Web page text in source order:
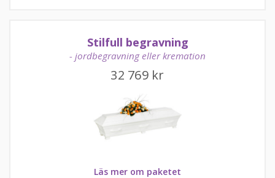
Stilfull begravning
- jordbegravning eller kremation
32 769 kr
Läs mer om paketet